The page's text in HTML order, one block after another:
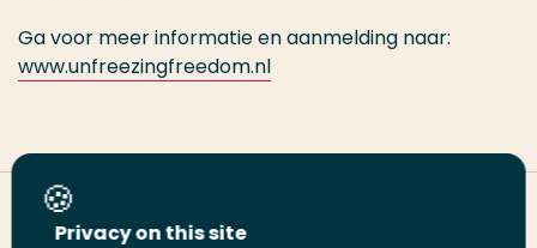
Ga voor meer informatie en aanmelding naar:
www.unfreezingfreedom.nl
Deel deze pagina
Privacy on this site